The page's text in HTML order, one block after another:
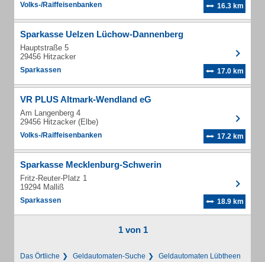
Volks-/Raiffeisenbanken 16.3 km
Sparkasse Uelzen Lüchow-Dannenberg
Hauptstraße 5
29456 Hitzacker
Sparkassen 17.0 km
VR PLUS Altmark-Wendland eG
Am Langenberg 4
29456 Hitzacker (Elbe)
Volks-/Raiffeisenbanken 17.2 km
Sparkasse Mecklenburg-Schwerin
Fritz-Reuter-Platz 1
19294 Malliß
Sparkassen 18.9 km
1 von 1
Das Örtliche Geldautomaten-Suche Geldautomaten Lübtheen